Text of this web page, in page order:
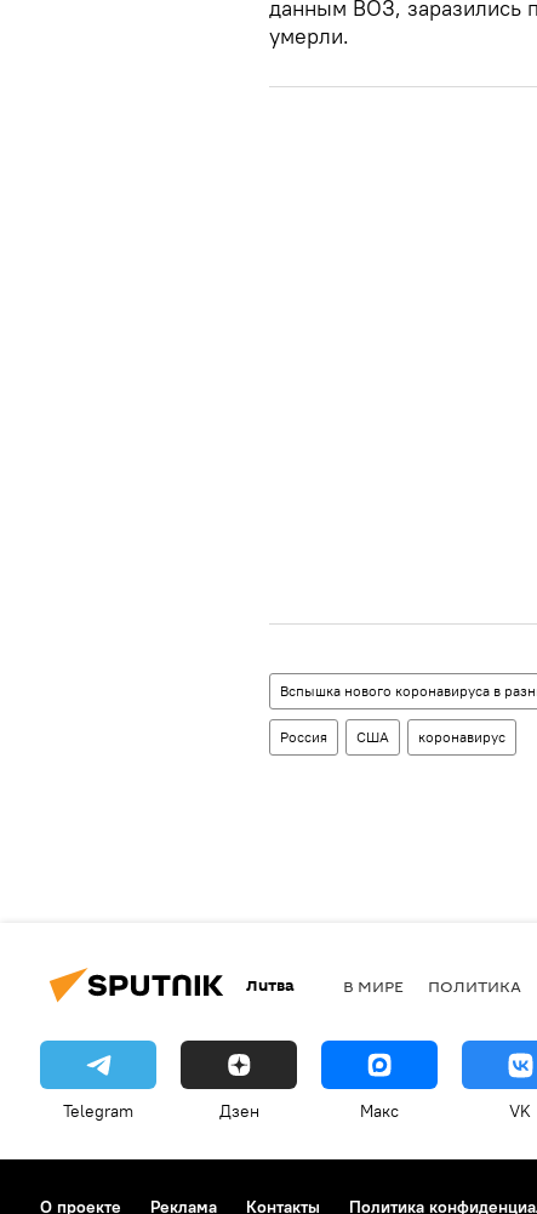
данным ВОЗ, заразились
умерли.
Вспышка нового коронавируса в
Россия США коронавирус
Литва В МИРЕ ПОЛИТИКА
Telegram Дзен Макс VK
О проекте Реклама Контакты Политика